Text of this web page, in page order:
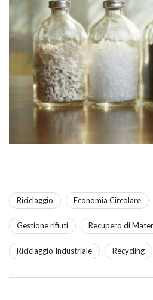
Riciclaggio Economia Circolare
Gestione rifiuti Recupero di
Riciclaggio Industriale Recycling